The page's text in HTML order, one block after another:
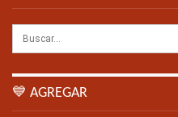
💙 AGREGAR